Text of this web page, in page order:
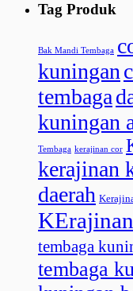
Tag Produk
Bak Mandi Tembaga
kuningan
tembaga
kuningan
Tembaga kerajinan cor
kerajinan
daerah
tembaga
tembaga